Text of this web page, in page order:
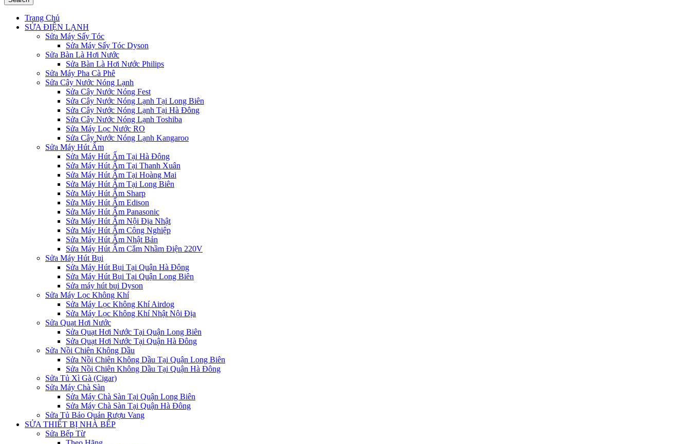
Trang Chủ
SỬA ĐIỆN LẠNH
Sửa Máy Sấy Tóc
Sửa Máy Sấy Tóc Dyson
Sửa Bàn Là Hơi Nước
Sửa Bàn Là Hơi Nước Philips
Sửa Máy Pha Cà Phê
Sửa Cây Nước Nóng Lạnh
Sửa Cây Nước Nóng Fest
Sửa Cây Nước Nóng Lạnh Tại Long Biên
Sửa Cây Nước Nóng Lạnh Tại Hà Đông
Sửa Cây Nước Nóng Lạnh Toshiba
Sửa Máy Lọc Nước RO
Sửa Cây Nước Nóng Lạnh Kangaroo
Sửa Máy Hút Ẩm
Sửa Máy Hút Ẩm Tại Hà Đông
Sửa Máy Hút Ẩm Tại Thanh Xuân
Sửa Máy Hút Ẩm Tại Hoàng Mai
Sửa Máy Hút Ẩm Tại Long Biên
Sửa Máy Hút Ẩm Sharp
Sửa Máy Hút Ẩm Edison
Sửa Máy Hút Ẩm Panasonic
Sửa Máy Hút Ẩm Nội Địa Nhật
Sửa Máy Hút Ẩm Công Nghiệp
Sửa Máy Hút Ẩm Nhật Bản
Sửa Máy Hút Ẩm Cắm Nhầm Điện 220V
Sửa Máy Hút Bụi
Sửa Máy Hút Bụi Tại Quận Hà Đông
Sửa Máy Hút Bụi Tại Quận Long Biên
Sửa máy hút bụi Dyson
Sửa Máy Lọc Không Khí
Sửa Máy Lọc Không Khí Airdog
Sửa Máy Lọc Không Khí Nhật Nội Địa
Sửa Quạt Hơi Nước
Sửa Quạt Hơi Nước Tại Quận Long Biên
Sửa Quạt Hơi Nước Tại Quận Hà Đông
Sửa Nồi Chiên Không Dầu
Sửa Nồi Chiên Không Dầu Tại Quận Long Biên
Sửa Nồi Chiên Không Dầu Tại Quận Hà Đông
Sửa Tủ Xì Gà (Cigar)
Sửa Máy Chà Sàn
Sửa Máy Chà Sàn Tại Quận Long Biên
Sửa Máy Chà Sàn Tại Quận Hà Đông
Sửa Tủ Bảo Quản Rượu Vang
SỬA THIẾT BỊ NHÀ BẾP
Sửa Bếp Từ